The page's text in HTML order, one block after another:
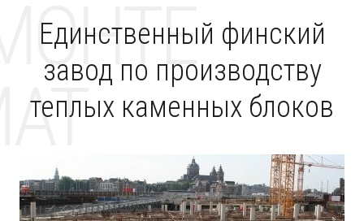
Единственный финский
завод по производству
теплых каменных блоков